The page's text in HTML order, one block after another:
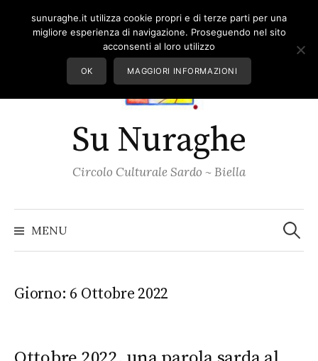
Su Nuraghe
Circolo Culturale Sardo ~ Biella
MENU per:
Giorno: 6 Ottobre 2022
sunuraghe.it utilizza cookie propri e di terze parti per una
migliore esperienza di navigazione. Proseguendo nel sito
acconsenti al loro utilizzo
OK MAGGIORI INFORMAZIONI